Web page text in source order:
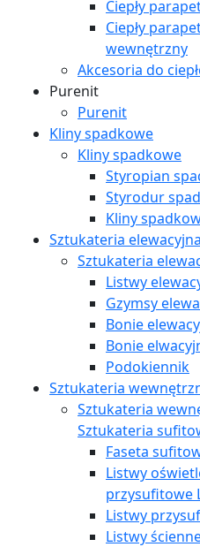
Ciepły
Ciepły
wewnętrzny
Akcesoria do
Purenit
Purenit
Kliny spadkowe
Kliny spadkowe
Styropian
Styrodur
Kliny
Sztukateria elewacyjna
Sztukateria
Listwy
Gzymsy
Bonie
Bonie
Podokiennik
Sztukateria
Sztukateria
Sztukateria
Faseta
Listwy
przysufitowe
Listwy
Listwy